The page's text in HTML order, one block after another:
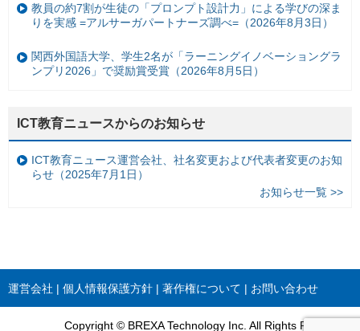
教員の約7割が生徒の「プロンプト設計力」による学びの深ま
りを実感 =アルサーガパートナーズ調べ=（2026年8月3日）
関西外国語大学、学生2名が「ラーニングイノベーショングラ
ンプリ2026」で奨励賞受賞（2026年8月5日）
ICT教育ニュースからのお知らせ
ICT教育ニュース運営会社、社名変更および代表者変更のお知
らせ（2025年7月1日）
お知らせ一覧 >>
運営会社 個人情報保護方針 著作権について お問い合わせ
Copyright © BREXA Technology Inc. All Rights Reserved.